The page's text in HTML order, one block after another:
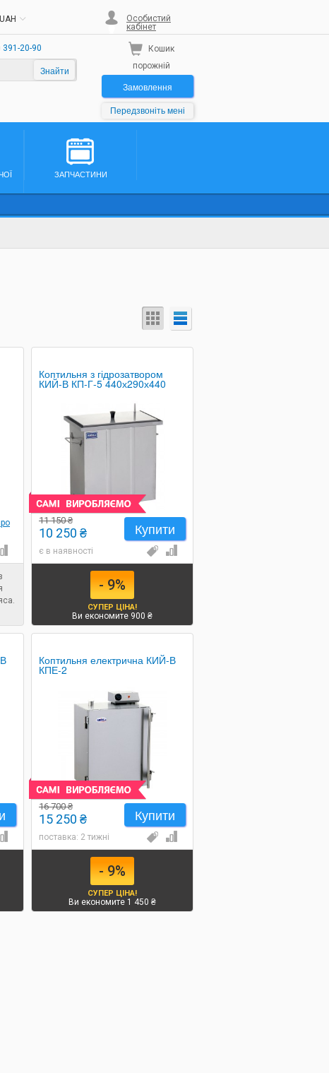
UAH
Особистий
кабінет
391-20-90
Знайти
Кошик
порожній
Замовлення
Передзвоніть мені
ЗАПЧАСТИНИ
Коптильня з гідрозатвором
КИЙ-В КП-Г-5 440х290х440
Купити
11 150 ₴
10 250 ₴
є в наявності
- 9%
СУПЕР ЦІНА!
Ви економите 900 ₴
Коптильня електрична КИЙ-В
КПЕ-2
Купити
16 700 ₴
15 250 ₴
поставка: 2 тижні
- 9%
СУПЕР ЦІНА!
Ви економите 1 450 ₴